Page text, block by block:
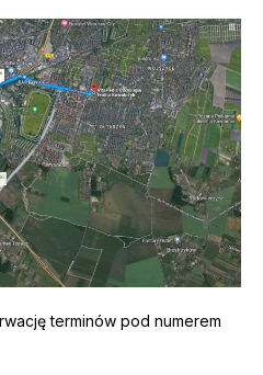
terminów pod numerem